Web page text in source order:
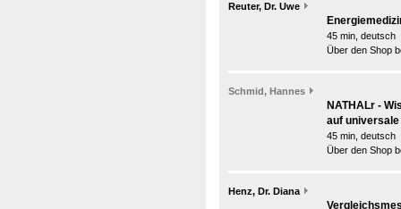
Reuter, Dr. Uwe
45 min, deutsch
Über den Shop
Schmid, Hannes
NATHALr -
auf
45 min, deutsch
Über den Shop
Henz, Dr. Diana